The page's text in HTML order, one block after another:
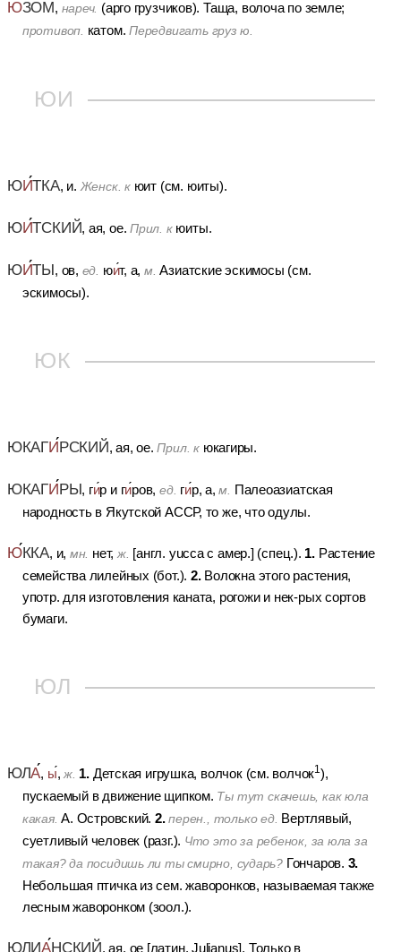
ЮЗОМ, нареч. (арго грузчиков).Таща, волоча по земле;
противоп. катом. Передвигать груз ю.
ЮИ
ЮИТКА, и. Женск. кюит (см. юиты).
ЮИТСКИЙ, ая, ое.Прил. кюиты.
ЮИТЫ, ов, ед. юит, а,м. Азиатские эскимосы (см.
эскимосы).
ЮК
ЮКАГИРСКИЙ, ая, ое.Прил. кюкагиры.
ЮКАГИРЫ, гир и гиров,ед. гир, а,м.
Палеоазиатская
народность в Якутской АССР, то же, что одулы.
ЮККА, и, мн. нет, ж. [англ. yucca с амер.] (спец.). 1. Растение
семейства лилейных (бот.). 2. Волокна этого растения,
употр. для изготовления каната, рогожи и нек-рых сортов
бумаги.
ЮЛ
ЮЛА, ы,ж. 1. Детская игрушка, волчок (см. волчок1 ),
пускаемый в движение щипком. Ты тут скачешь, как юла
какая. А. Островский. 2. перен., только ед. Вертлявый,
суетливый человек (разг.). Что это за ребенок, за юла за
такая? да посидишь ли ты смирно, сударь? Гончаров. 3.
Небольшая птичка из сем. жаворонков, называемая также
лесным жаворонком (зоол.).
ЮЛИАНСКИЙ, ая, ое [латин. Julianus]. Только в